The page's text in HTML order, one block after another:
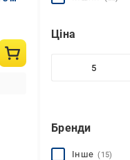
Ціна
Бренди
Інше(15)